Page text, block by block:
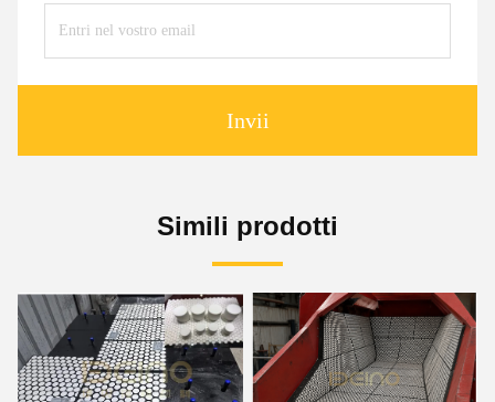
Invii
Simili prodotti